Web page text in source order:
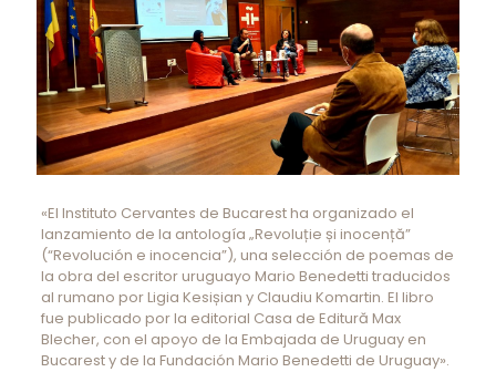
«El Instituto Cervantes de Bucarest ha organizado el
lanzamiento de la antología „Revoluție și inocență”
(“Revolución e inocencia”), una selección de poemas de
la obra del escritor uruguayo Mario Benedetti traducidos
al rumano por Ligia Kesișian y Claudiu Komartin. El libro
fue publicado por la editorial Casa de Editură Max
Blecher, con el apoyo de la Embajada de Uruguay en
Bucarest y de la Fundación Mario Benedetti de Uruguay».